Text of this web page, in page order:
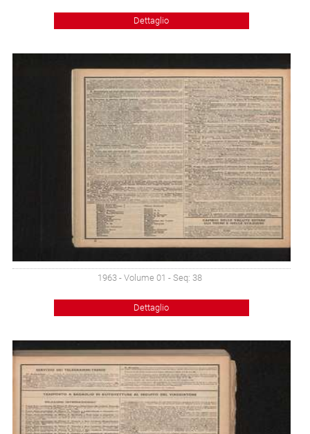
Dettaglio
1963 - Volume 01 - Seq: 38
Dettaglio